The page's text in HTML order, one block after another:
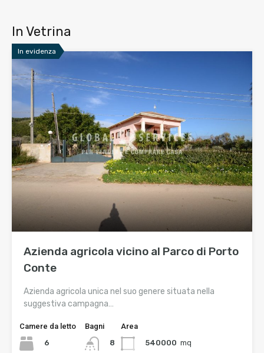
In Vetrina
In evidenza
Azienda agricola vicino al Parco di Porto
Conte
Azienda agricola unica nel suo genere situata nella
suggestiva campagna…
Camere da letto
6
Bagni
8
Area
540000 mq